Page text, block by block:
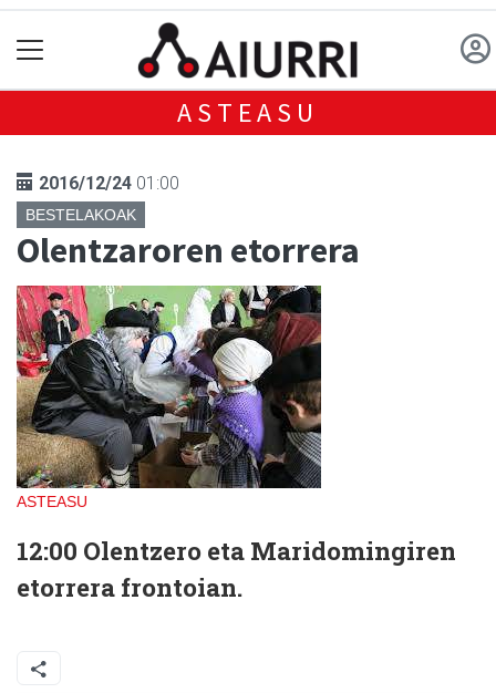
ASTEASU
2016/12/24 01:00
BESTELAKOAK
Olentzaroren etorrera
ASTEASU
12:00 Olentzero eta Maridomingiren
etorrera frontoian.